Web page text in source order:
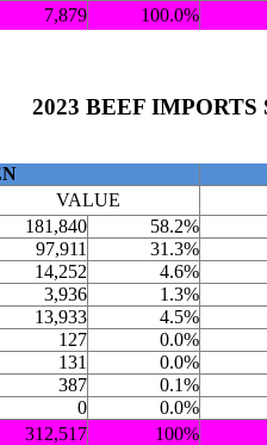
7,879 100.0%
2023 BEEF
VALUE
181,840 58.2%
97,911 31.3%
14,252 4.6%
3,936 1.3%
13,933 4.5%
127 0.0%
131 0.0%
387 0.1%
0 0.0%
312,517 100%